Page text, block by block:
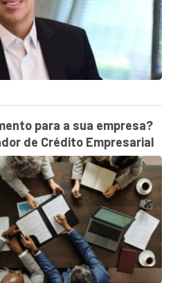
para a sua empresa?
de Crédito Empresarial